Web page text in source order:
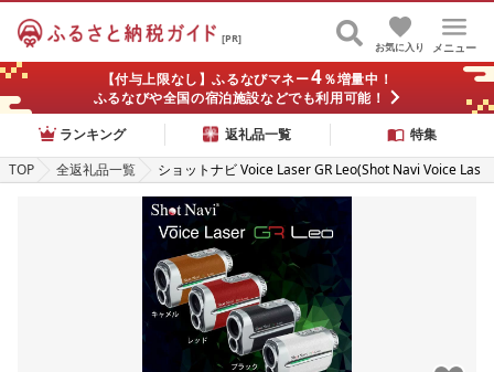
[PR]
メニュー
お気に入り
【付与上限なし】ふるなびマネー4％増量中！
ふるなびや全国の宿泊施設などでも利用可能！
ランキング
返礼品一覧
特集
TOP
全返礼品一覧
ショットナビ Voice Laser GR Leo(Shot Navi Voice Las
er GR Leo) カラー:全4色